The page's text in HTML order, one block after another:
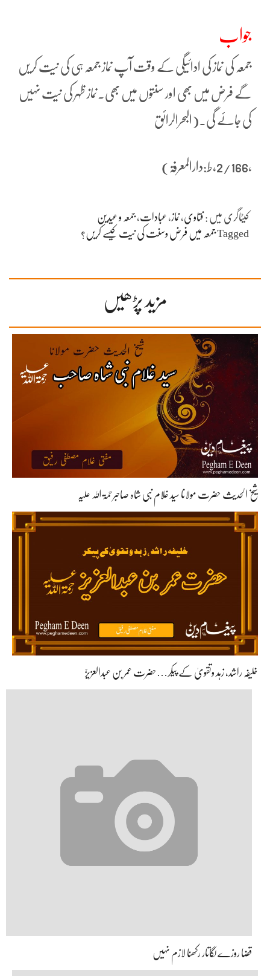
جواب
جمعہ کی نماز کی ادائیگی کے وقت آپ نماز جمعہ ہی کی نیت کریں
گے فرض میں بھی اور سنتوں میں بھی۔نماز ظہر کی نیت نہیں
کی جائے گی۔(البحرالرائق
،2/166،ط:دارالمعرفۃ)
کیٹاگری میں : فتاوی،نماز ، عبادات،جمعہ و عیدین
Taggedجمعہ میں فرض وسنت کی نیت کیسے کریں؟
مزید پڑھیں
شیخ الحدیث حضرت مولانا سید غلام نبی شاہ صاحبرحمۃ اللہ علیہ
خلیفہ راشد، زہد وتقویٰ کے پیکر…حضرت عمر بن عبدالعزیزؒ
قضا روزے لگاتار رکھنا لازم نہیں